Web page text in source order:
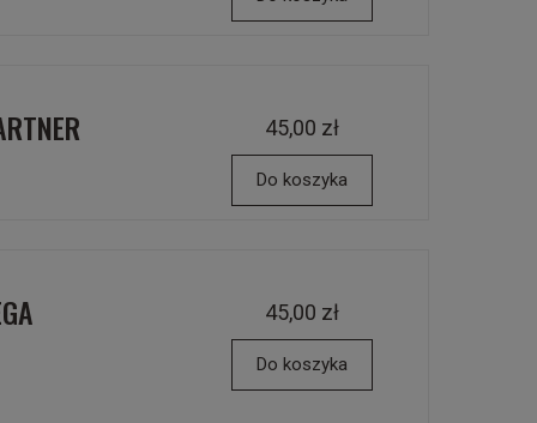
45,00 zł
Do koszyka
45,00 zł
Do koszyka